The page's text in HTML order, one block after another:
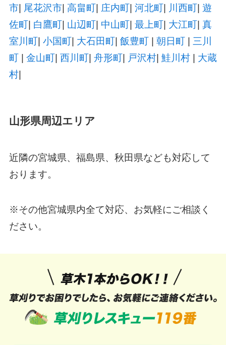
市| 尾花沢市| 高畠町| 庄内町| 河北町| 川西町| 遊
佐町| 白鷹町| 山辺町| 中山町| 最上町| 大江町| 真
室川町| 小国町| 大石田町| 飯豊町| 朝日町| 三川
町| 金山町| 西川町| 舟形町| 戸沢村| 鮭川村| 大蔵
村|
山形県周辺エリア
近隣の宮城県、福島県、秋田県なども対応して
おります。
※その他宮城県内全て対応、お気軽にご相談く
ださい。